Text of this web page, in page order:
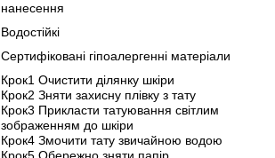
нанесення
Водостійкі
Сертифіковані гіпоалергенні матеріали
Крок1 Очистити ділянку шкіри
Крок2 Зняти захисну плівку з тату
Крок3 Прикласти татуювання світлим
зображенням до шкіри
Крок4 Змочити тату звичайною водою